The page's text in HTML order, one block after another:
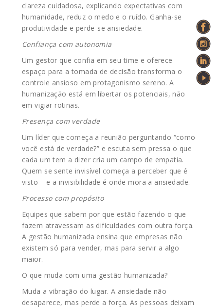
clareza cuidadosa, explicando expectativas com
humanidade, reduz o medo e o ruído. Ganha-se
produtividade e perde-se ansiedade.
Confiança com autonomia
Um gestor que confia em seu time e oferece
espaço para a tomada de decisão transforma o
controle ansioso em protagonismo sereno. A
humanização está em libertar os potenciais, não
em vigiar rotinas.
Presença com verdade
Um líder que começa a reunião perguntando “como
você está de verdade?” e escuta sem pressa o que
cada um tem a dizer cria um campo de empatia.
Quem se sente invisível começa a perceber que é
visto – e a invisibilidade é onde mora a ansiedade.
Processo com propósito
Equipes que sabem por que estão fazendo o que
fazem atravessam as dificuldades com outra força.
A gestão humanizada ensina que empresas não
existem só para vender, mas para servir a algo
maior.
O que muda com uma gestão humanizada?
Muda a vibração do lugar. A ansiedade não
desaparece, mas perde a força. As pessoas deixam